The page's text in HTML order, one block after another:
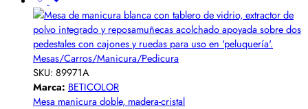
Mesas/Carros/Manicura/Pedicura
SKU: 89971A
Marca: BETICOLOR
Mesa manicura doble, madera-cristal